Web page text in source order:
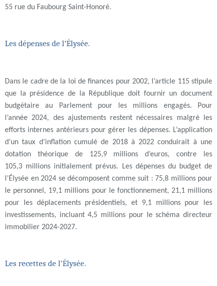
55 rue du Faubourg Saint-Honoré.
Les dépenses de l’Élysée.
Dans le cadre de la loi de finances pour 2002, l’article 115 stipule
que la présidence de la République doit fournir un document
budgétaire au Parlement pour les millions engagés. Pour
l’année 2024, des ajustements restent nécessaires malgré les
efforts internes antérieurs pour gérer les dépenses. L’application
d’un taux d’inflation cumulé de 2018 à 2022 conduirait à une
dotation théorique de 125,9 millions d’euros, contre les
105,3 millions initialement prévus. Les dépenses du budget de
l’Élysée en 2024 se décomposent comme suit : 75,8 millions pour
le personnel, 19,1 millions pour le fonctionnement, 21,1 millions
pour les déplacements présidentiels, et 9,1 millions pour les
investissements, incluant 4,5 millions pour le schéma directeur
immobilier 2024-2027.
Les recettes de l’Élysée.